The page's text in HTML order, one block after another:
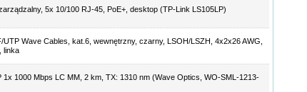
5x 10/100 RJ-45, PoE+, desktop (TP-Link LS105LP)
UTP Wave Cables, kat.6, wewnętrzny, czarny, LSOH/LSZH, 4x2x26 AWG,
linka
1x 1000 Mbps LC MM, 2 km, TX: 1310 nm (Wave Optics, WO-SML-1213-